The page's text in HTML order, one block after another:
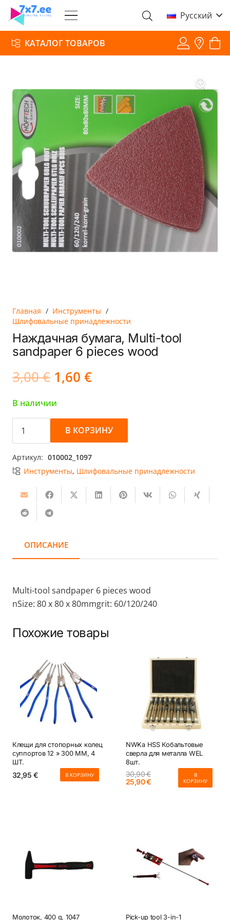
Русский
КАТАЛОГ ТОВАРОВ
Главная / Инструменты /
Шлифовальные принадлежности
Наждачная бумага, Multi-tool
sandpaper 6 pieces wood
3,00€ Первоначальная
цена
составляла
3,00 €.
1,60 €Текущая
В наличии
товара
бумага,
Multi-
tool
sandpaper
wood
В КОРЗИНУ
Артикул: 010002_1097
Инструменты, Шлифовальные принадлежности
ОПИСАНИЕ
Multi-tool sandpaper 6 pieces wood
nSize: 80 x 80 x 80mmgrit: 60/120/240
Похожие товары
Клещи для стопорных колец
суппортов 12 » 300 ММ, 4
ШТ.
32,95 € В КОРЗИНУ
NWKa HSS Кобальтовые
сверла для металла WEL
8шт.
30,90€
Первоначальная
цена
25,90€Текущая
В
КОРЗИНУ
Молоток, 400 g, 1047
Pick-up tool 3-in-1